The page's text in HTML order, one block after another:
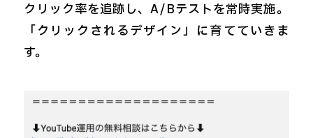
クリック率を追跡し、A/Bテストを常時実施。
「クリックされるデザイン」に育てていきま
す。